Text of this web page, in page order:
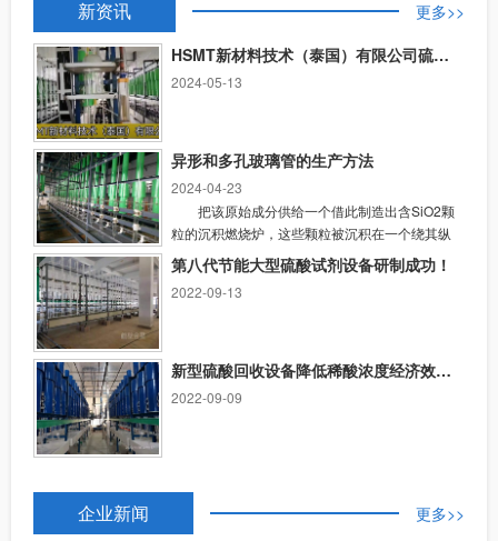
于国内指引水平。产品不仅销售30多个省、市、自治区，用户
达到一千多家。而且出口到越南、哈萨克斯坦、马来西亚、韩
国、泰国、日本等地方，工厂拥有进出口经营权。 鹤壁市金星
石英玻璃仪器有限公司向国内外用户提供以下主要产品：硫
酸、盐酸、硝酸、甲酸、甲醇、甘油、乙腈、双氧水、异丙
醇、无水乙醇、乙酸乙脂、乙酸丁脂等化学试剂石英玻璃提纯
设备及各类石英玻璃仪器。公司拥有一大批高、中级科技人
才，占公司员工总数的35％以上。以"追求不凡品质，遵守服务
承诺"的质量方针，依靠科技创新、横向联合为动力，与清华大
学、天津大学、上海理工大学成立了联合开发中心，为公司新
产品、新技术的研究开发创造了良好的条件。 公司始终坚持"管
理是脑、人才是血、质量是命、信誉是魂"的企业宗旨。通过
GB／T19001-2000质量体系认证，强化管理，精益求精，以好
的服务实现客户满意，以全新的面貌、诚实的信誉与国内外新
老朋友精诚合作，共创辉煌。
新资讯
更多>>
HSMT新材料技术（泰国）有限公司硫酸提纯设备圆满安装成功
2024-05-13
异形和多孔玻璃管的生产方法
2024-04-23
把该原始成分供给一个借此制造出含SiO2颗
粒的沉积燃烧炉，这些颗粒被沉积在一个绕其纵
轴线旋转的载体上并形成一个具有多孔烟灰壁的
烟灰管，所述烟灰壁具有预定的径向烟灰密度分
布，该烟灰管在含氛中被处理并且经过处理的烟
第八代节能大型硫酸试剂设备研制成功！
2022-09-13
新型硫酸回收设备降低稀酸浓度经济效益分析
2022-09-09
企业新闻 更多>>